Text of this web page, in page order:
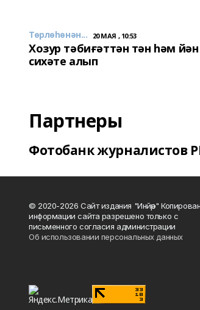
Төрлөһөнән... 20 МАЯ , 10:53
Хозур тәбиғәттән тән һәм йән
сихәте алып
Партнеры
Фотобанк журналистов
© 2020-2026 Сайт издания "Инйәр"
информации сайта разрешено только с
письменного согласия администрации
Об использовании персональных данных